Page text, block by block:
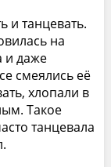
и танцевать.
на
и даже
смеялись её
хлопали в
Такое
танцевала